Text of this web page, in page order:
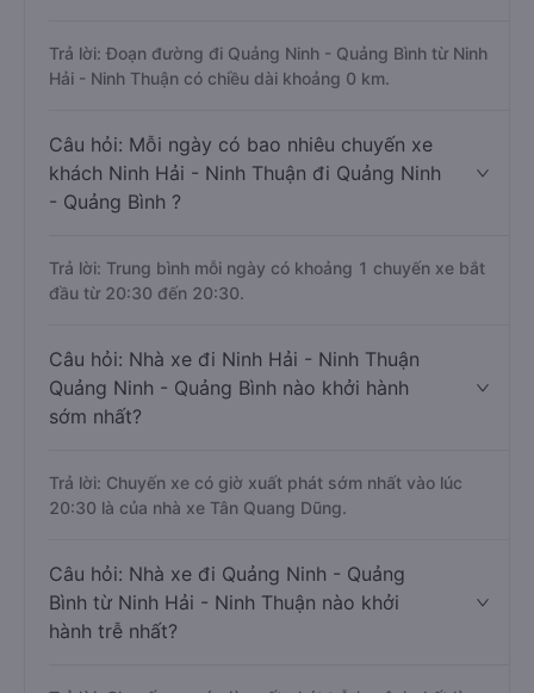
Trả lời: Đoạn đường đi Quảng Ninh - Quảng Bình từ Ninh
Hải - Ninh Thuận có chiều dài khoảng 0 km.
Câu hỏi: Mỗi ngày có bao nhiêu chuyến xe
khách Ninh Hải - Ninh Thuận đi Quảng Ninh
- Quảng Bình ?
Trả lời: Trung bình mỗi ngày có khoảng 1 chuyến xe bắt
đầu từ 20:30 đến 20:30.
Câu hỏi: Nhà xe đi Ninh Hải - Ninh Thuận
Quảng Ninh - Quảng Bình nào khởi hành
sớm nhất?
Trả lời: Chuyến xe có giờ xuất phát sớm nhất vào lúc
20:30 là của nhà xe Tân Quang Dũng.
Câu hỏi: Nhà xe đi Quảng Ninh - Quảng
Bình từ Ninh Hải - Ninh Thuận nào khởi
hành trễ nhất?